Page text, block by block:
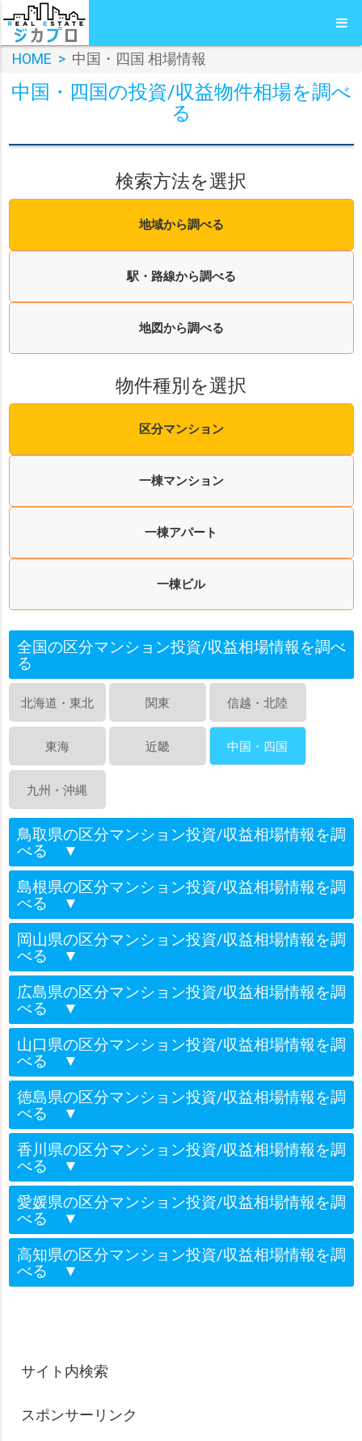
HOME > 中国・四国 相場情報
中国・四国の投資/収益物件相場を調べ
る
検索方法を選択
地域から調べる
駅・路線から調べる
地図から調べる
物件種別を選択
区分マンション
一棟マンション
一棟アパート
一棟ビル
全国の区分マンション投資/収益相場情報を調べ
る
北海道・東北 関東 信越・北陸
東海 近畿 中国・四国
九州・沖縄
鳥取県の区分マンション投資/収益相場情報を調
べる ▼
島根県の区分マンション投資/収益相場情報を調
べる ▼
岡山県の区分マンション投資/収益相場情報を調
べる ▼
広島県の区分マンション投資/収益相場情報を調
べる ▼
山口県の区分マンション投資/収益相場情報を調
べる ▼
徳島県の区分マンション投資/収益相場情報を調
べる ▼
香川県の区分マンション投資/収益相場情報を調
べる ▼
愛媛県の区分マンション投資/収益相場情報を調
べる ▼
高知県の区分マンション投資/収益相場情報を調
べる ▼
サイト内検索
スポンサーリンク